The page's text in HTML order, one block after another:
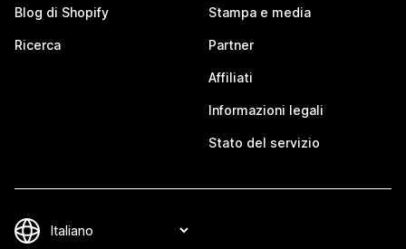
Blog di Shopify
Ricerca
Stampa e media
Partner
Affiliati
Informazioni legali
Stato del servizio